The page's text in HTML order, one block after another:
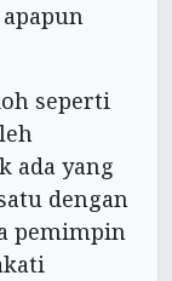
seperti
ada yang
dengan
pemimpin